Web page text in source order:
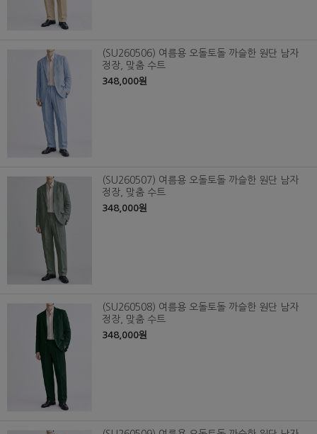
(SU260506) 여름용 오돌토돌 까슬한 원단 남자
정장, 맞춤 수트
348,000원
(SU260507) 여름용 오돌토돌 까슬한 원단 남자
정장, 맞춤 수트
348,000원
(SU260508) 여름용 오돌토돌 까슬한 원단 남자
정장, 맞춤 수트
348,000원